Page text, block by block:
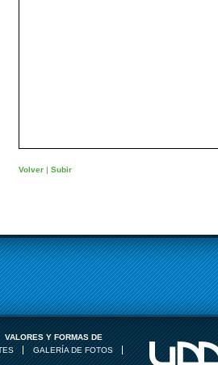
Volver | Subir
VALORES Y FORMAS DE
GALERÍA DE FOTOS